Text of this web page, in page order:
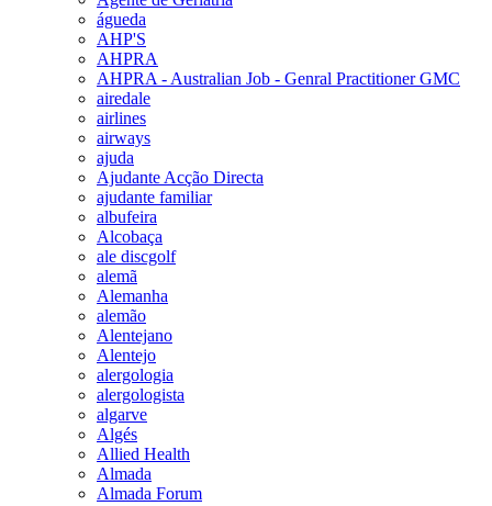
águeda
AHP'S
AHPRA
AHPRA - Australian Job - Genral Practitioner GMC
airedale
airlines
airways
ajuda
Ajudante Acção Directa
ajudante familiar
albufeira
Alcobaça
ale discgolf
alemã
Alemanha
alemão
Alentejano
Alentejo
alergologia
alergologista
algarve
Algés
Allied Health
Almada
Almada Forum